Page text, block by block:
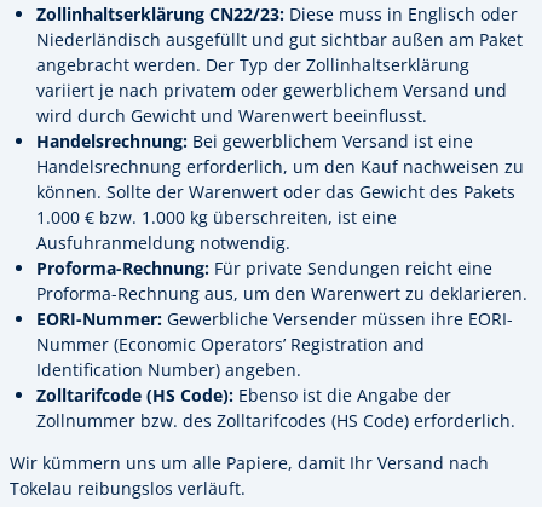
Zollinhaltserklärung CN22/23: Diese muss in Englisch oder
Niederländisch ausgefüllt und gut sichtbar außen am Paket
angebracht werden. Der Typ der Zollinhaltserklärung
variiert je nach privatem oder gewerblichem Versand und
wird durch Gewicht und Warenwert beeinflusst.
Handelsrechnung: Bei gewerblichem Versand ist eine
Handelsrechnung erforderlich, um den Kauf nachweisen zu
können. Sollte der Warenwert oder das Gewicht des Pakets
1.000 € bzw. 1.000 kg überschreiten, ist eine
Ausfuhranmeldung notwendig.
Proforma-Rechnung: Für private Sendungen reicht eine
Proforma-Rechnung aus, um den Warenwert zu deklarieren.
EORI-Nummer: Gewerbliche Versender müssen ihre EORI-
Nummer (Economic Operators’ Registration and
Identification Number) angeben.
Zolltarifcode (HS Code): Ebenso ist die Angabe der
Zollnummer bzw. des Zolltarifcodes (HS Code) erforderlich.
Wir kümmern uns um alle Papiere, damit Ihr Versand nach
Tokelau reibungslos verläuft.